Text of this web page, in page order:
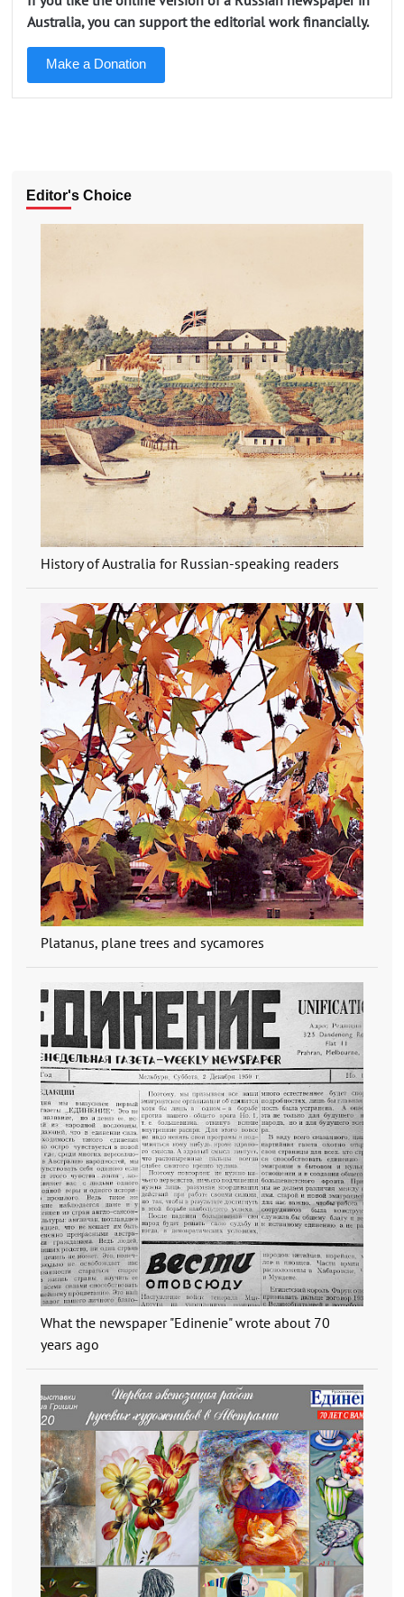
Australia, you can support the editorial work financially.
Make a Donation
Editor's Choice
History of Australia for Russian-speaking readers
Platanus, plane trees and sycamores
What the newspaper "Edinenie" wrote about 70
years ago